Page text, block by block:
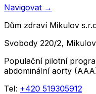
Navigovat →
Dům zdraví Mikulov
Svobody 220/2,
Populační pilotní
abdominální aorty
Tel: +420 519305912